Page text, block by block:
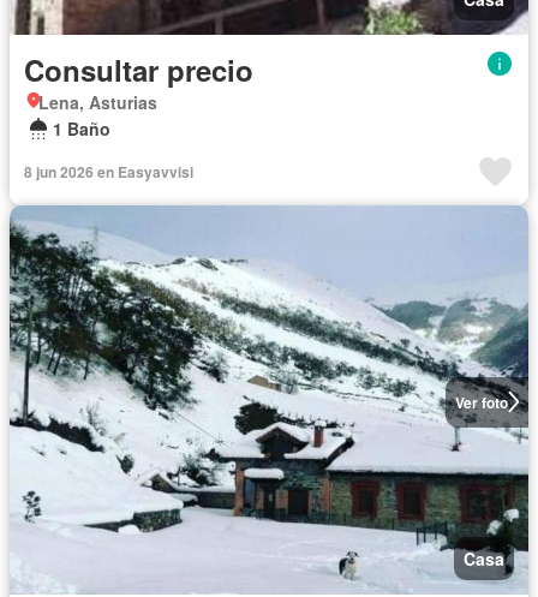
Consultar precio
Lena, Asturias
1 Baño
8 jun 2026 en Easyavvisi
Ver foto
Casa